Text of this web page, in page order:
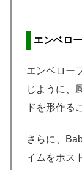
エンベロ
エンベロー
じように、
ドを形作る
さらに、
イムをホス